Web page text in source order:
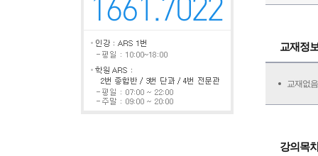
교재정
교재없음
강의목